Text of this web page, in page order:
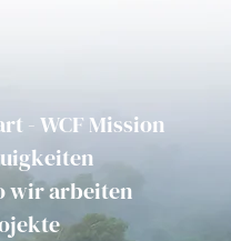
- WCF Mission
wir arbeiten